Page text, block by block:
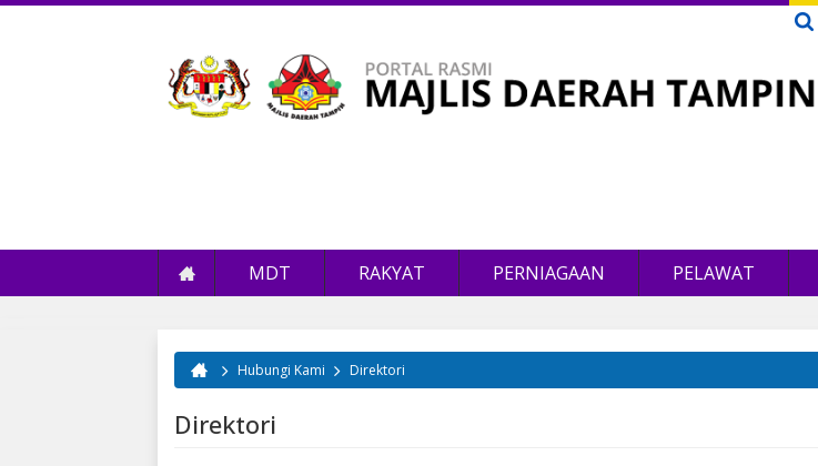
MDT RAKYAT PERNIAGAAN PELAWAT
Anda di sini
Hubungi Kami Direktori
Direktori